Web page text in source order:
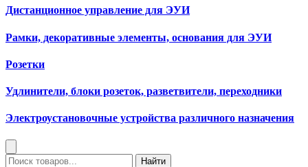
Дистанционное управление для ЭУИ
Рамки, декоративные элементы, основания для ЭУИ
Розетки
Удлинители, блоки розеток, разветвители, переходники
Электроустановочные устройства различного назначения
Найти